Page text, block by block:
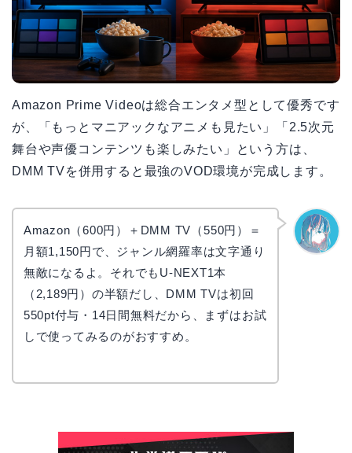
Amazon Prime Videoは総合エンタメ型として優秀です
が、「もっとマニアックなアニメも見たい」「2.5次元
舞台や声優コンテンツも楽しみたい」という方は、
DMM TVを併用すると最強のVOD環境が完成します。
Amazon（600円）＋DMM TV（550円）＝
月額1,150円で、ジャンル網羅率は文字通り
無敵になるよ。それでもU-NEXT1本
（2,189円）の半額だし、DMM TVは初回
550pt付与・14日間無料だから、まずはお試
しで使ってみるのがおすすめ。